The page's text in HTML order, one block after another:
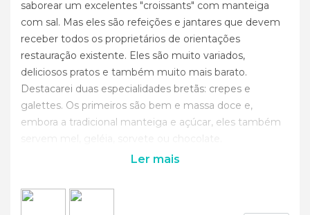
saborear um excelentes "croissants" com manteiga
com sal. Mas eles são refeições e jantares que devem
receber todos os proprietários de orientações
restauração existente. Eles são muito variados,
deliciosos pratos e também muito mais barato.
Destacarei duas especialidades bretãs: crepes e
galettes. Os primeiros são bem e massa doce e,
embora a tradicional manteiga e açúcar, eles também
servem mel, geléia, sorvete ou chocolate.
Ler mais